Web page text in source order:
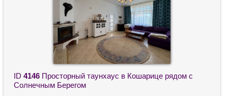
ID 4146 Просторный таунхаус в Кошарице рядом с
Солнечным Берегом